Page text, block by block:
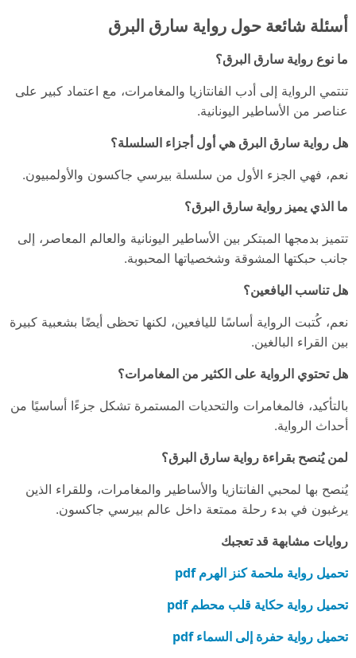
أسئلة شائعة حول رواية سارق البرق
ما نوع رواية سارق البرق؟
تنتمي الرواية إلى أدب الفانتازيا والمغامرات، مع اعتماد كبير على
عناصر من الأساطير اليونانية.
هل رواية سارق البرق هي أول أجزاء السلسلة؟
نعم، فهي الجزء الأول من سلسلة بيرسي جاكسون والأولمبيون.
ما الذي يميز رواية سارق البرق؟
تتميز بدمجها المبتكر بين الأساطير اليونانية والعالم المعاصر، إلى
جانب حبكتها المشوقة وشخصياتها المحبوبة.
هل تناسب اليافعين؟
نعم، كُتبت الرواية أساسًا لليافعين، لكنها تحظى أيضًا بشعبية كبيرة
بين القراء البالغين.
هل تحتوي الرواية على الكثير من المغامرات؟
بالتأكيد، فالمغامرات والتحديات المستمرة تشكل جزءًا أساسيًا من
أحداث الرواية.
لمن يُنصح بقراءة رواية سارق البرق؟
يُنصح بها لمحبي الفانتازيا والأساطير والمغامرات، وللقراء الذين
يرغبون في بدء رحلة ممتعة داخل عالم بيرسي جاكسون.
روايات مشابهة قد تعجبك
تحميل رواية ملحمة كنز الهرم pdf
تحميل رواية حكاية قلب محطم pdf
تحميل رواية حفرة إلى السماء pdf